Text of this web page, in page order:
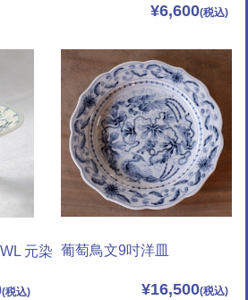
¥6,600
元染 葡萄鳥文9吋洋皿
¥16,500